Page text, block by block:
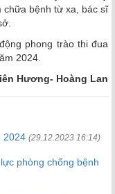
chữa bệnh từ xa, bác sĩ
phong trào thi đua
2024.
Hương- Hoàng Lan
2024 (29.12.2023 16:14)
phòng chống bệnh